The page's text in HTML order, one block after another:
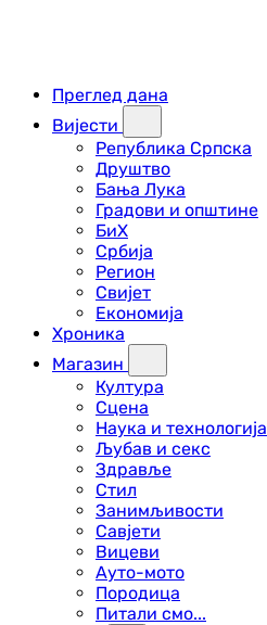
Преглед дана
Вијести
Република Српска
Друштво
Бања Лука
Градови и општине
БиХ
Србија
Регион
Свијет
Економија
Хроника
Магазин
Култура
Сцена
Наука и технологија
Љубав и секс
Здравље
Стил
Занимљивости
Савјети
Вицеви
Ауто-мото
Породица
Питали смо...